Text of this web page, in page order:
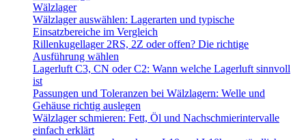
Wälzlager
Wälzlager auswählen: Lagerarten und typische
Einsatzbereiche im Vergleich
Rillenkugellager 2RS, 2Z oder offen? Die richtige
Ausführung wählen
Lagerluft C3, CN oder C2: Wann welche Lagerluft sinnvoll
ist
Passungen und Toleranzen bei Wälzlagern: Welle und
Gehäuse richtig auslegen
Wälzlager schmieren: Fett, Öl und Nachschmierintervalle
einfach erklärt